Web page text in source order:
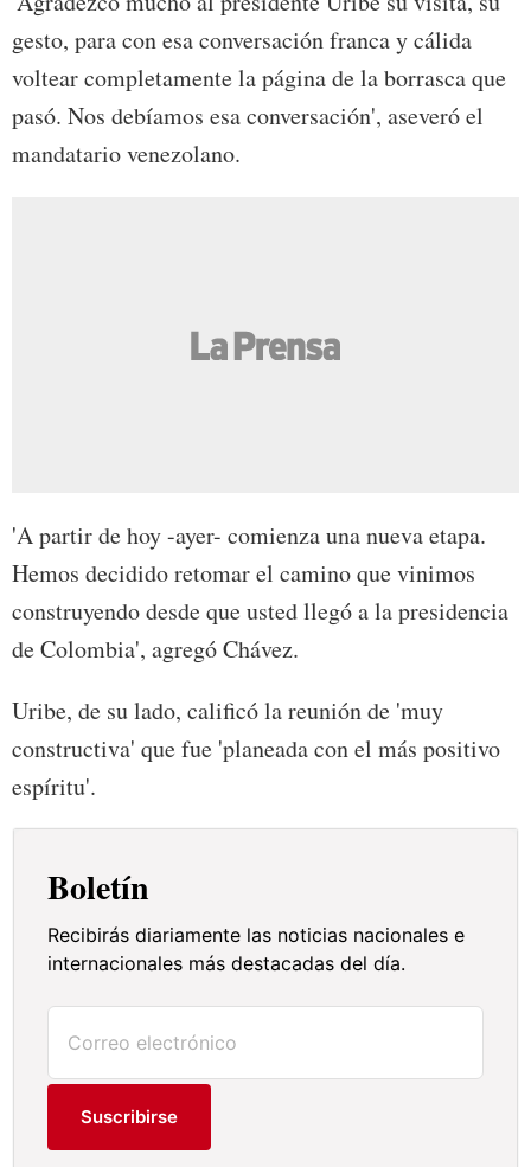
gesto, para con esa conversación franca y cálida
voltear completamente la página de la borrasca que
pasó. Nos debíamos esa conversación', aseveró el
mandatario venezolano.
'A partir de hoy -ayer- comienza una nueva etapa.
Hemos decidido retomar el camino que vinimos
construyendo desde que usted llegó a la presidencia
de Colombia', agregó Chávez.
Uribe, de su lado, calificó la reunión de 'muy
constructiva' que fue 'planeada con el más positivo
espíritu'.
Boletín
Recibirás diariamente las noticias nacionales e
internacionales más destacadas del día.
Suscribirse